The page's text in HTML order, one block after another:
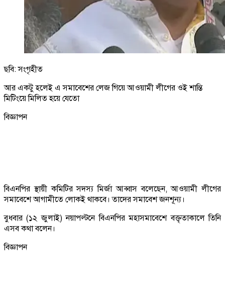
ছবি: সংগৃহীত
আর একটু হলেই এ সমাবেশের লেজ গিয়ে আওয়ামী লীগের ওই শান্তি
মিটিংয়ে মিলিত হয়ে যেতো
বিজ্ঞাপন
বিএনপির স্থায়ী কমিটির সদস্য মির্জা আব্বাস বলেছেন, আওয়ামী লীগের
সমাবেশে আগামীতে লোকই থাকবে। তাদের সমাবেশ জনশূন্য।
বুধবার (১২ জুলাই) নয়াপল্টনে বিএনপির মহাসমাবেশে বক্তৃতাকালে তিনি
এসব কথা বলেন।
বিজ্ঞাপন